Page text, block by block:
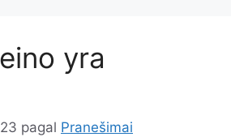
yra
pagal Pranešimai